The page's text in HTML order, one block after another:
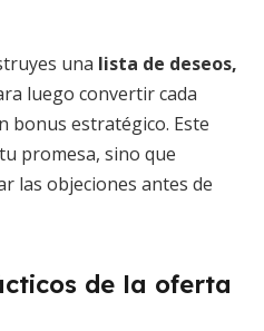
una lista de deseos,
luego convertir cada
bonus estratégico. Este
promesa, sino que
las objeciones antes de
de la oferta